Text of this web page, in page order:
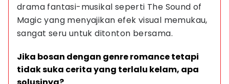
drama fantasi-musikal seperti The Sound of
Magic yang menyajikan efek visual memukau,
sangat seru untuk ditonton bersama.
Jika bosan dengan genre romance tetapi
tidak suka cerita yang terlalu kelam, apa